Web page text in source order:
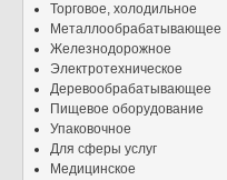
Торговое, холодильное
Металлообрабатывающее
Железнодорожное
Электротехническое
Деревообрабатывающее
Пищевое оборудование
Упаковочное
Для сферы услуг
Медицинское